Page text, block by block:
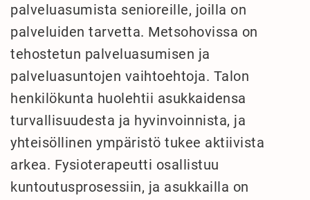
palveluasumista senioreille, joilla on
palveluiden tarvetta. Metsohovissa on
tehostetun palveluasumisen ja
palveluasuntojen vaihtoehtoja. Talon
henkilökunta huolehtii asukkaidensa
turvallisuudesta ja hyvinvoinnista, ja
yhteisöllinen ympäristö tukee aktiivista
arkea. Fysioterapeutti osallistuu
kuntoutusprosessiin, ja asukkailla on